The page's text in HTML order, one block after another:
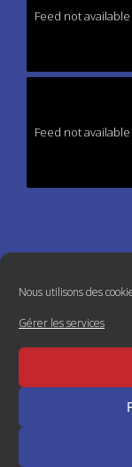
Nous utilisons des
Gérer les services
Feed not available
Feed not available